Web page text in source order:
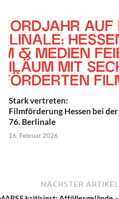
Stark vertreten:
Filmförderung Hessen bei der
76. Berlinale
16. Februar 2026
NÄCHSTER ARTIKEL